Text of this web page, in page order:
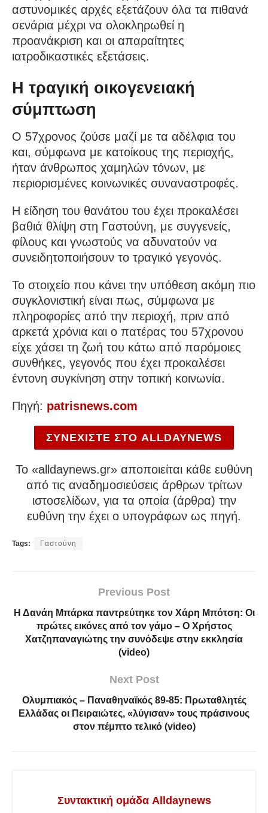
αστυνομικές αρχές εξετάζουν όλα τα πιθανά
σενάρια μέχρι να ολοκληρωθεί η
προανάκριση και οι απαραίτητες
ιατροδικαστικές εξετάσεις.
Η τραγική οικογενειακή
σύμπτωση
Ο 57χρονος ζούσε μαζί με τα αδέλφια του
και, σύμφωνα με κατοίκους της περιοχής,
ήταν άνθρωπος χαμηλών τόνων, με
περιορισμένες κοινωνικές συναναστροφές.
Η είδηση του θανάτου του έχει προκαλέσει
βαθιά θλίψη στη Γαστούνη, με συγγενείς,
φίλους και γνωστούς να αδυνατούν να
συνειδητοποιήσουν το τραγικό γεγονός.
Το στοιχείο που κάνει την υπόθεση ακόμη πιο
συγκλονιστική είναι πως, σύμφωνα με
πληροφορίες από την περιοχή, πριν από
αρκετά χρόνια και ο πατέρας του 57χρονου
είχε χάσει τη ζωή του κάτω από παρόμοιες
συνθήκες, γεγονός που έχει προκαλέσει
έντονη συγκίνηση στην τοπική κοινωνία.
Πηγή: patrisnews.com
ΣΥΝΕΧΙΣΤΕ ΣΤΟ ALLDAYNEWS
To «alldaynews.gr» αποποιείται κάθε ευθύνη
από τις αναδημοσιεύσεις άρθρων τρίτων
ιστοσελίδων, για τα οποία (άρθρα) την
ευθύνη την έχει ο υπογράφων ως πηγή.
Tags: Γαστούνη
Previous Post
Η Δανάη Μπάρκα παντρεύτηκε τον Χάρη Μπότση: Οι
πρώτες εικόνες από τον γάμο – Ο Χρήστος
Χατζηπαναγιώτης την συνόδεψε στην εκκλησία
(video)
Next Post
Ολυμπιακός – Παναθηναϊκός 89-85: Πρωταθλητές
Ελλάδας οι Πειραιώτες, «λύγισαν» τους πράσινους
στον πέμπτο τελικό (video)
Συντακτική ομάδα Alldaynews